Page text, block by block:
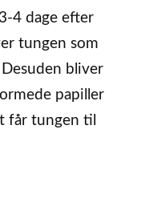
4 dage efter
tungen som
bliver
papiller
får tungen til